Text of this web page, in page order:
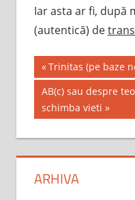
Iar asta ar fi, după
(autentică) de
Post
navigation
Previous
Post:
Trinitas (pe baze
Next
Post:
AB(c) sau despre
schimba vieti
ARHIVA